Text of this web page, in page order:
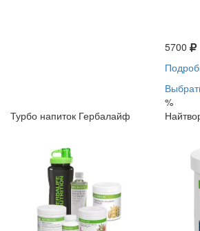
5700
%
Турбо напиток Гербалайф